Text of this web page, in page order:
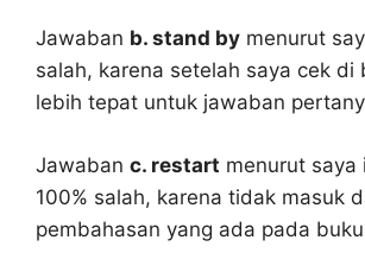
Jawaban b. stand by menurut
salah, karena setelah saya cek di
lebih tepat untuk jawaban
Jawaban c. restart menurut saya
100% salah, karena tidak masuk
pembahasan yang ada pada